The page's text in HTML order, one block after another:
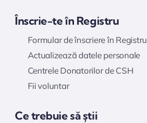
Înscrie-te în Registru
Formular de înscriere în Registru
Actualizează datele personale
Centrele Donatorilor de CSH
Fii voluntar
Ce trebuie să știi